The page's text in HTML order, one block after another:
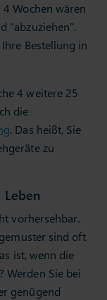
Wochen wären
“abzuziehen”.
Bestellung in
4 weitere 25
die
. Das heißt, Sie
zu
vorhersehbar.
sind oft
ist, wenn die
Werden Sie bei
genügend